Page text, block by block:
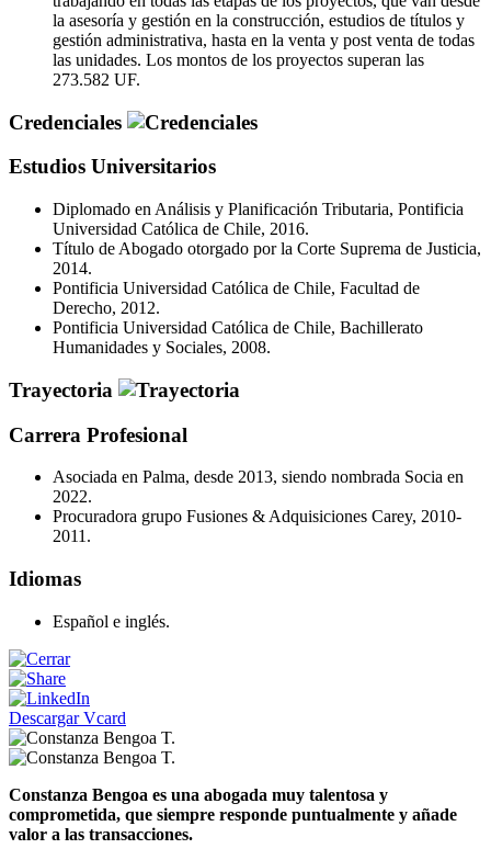
la asesoría y gestión en la construcción, estudios de títulos y
gestión administrativa, hasta en la venta y post venta de todas
las unidades. Los montos de los proyectos superan las
273.582 UF.
Credenciales
Estudios Universitarios
Diplomado en Análisis y Planificación Tributaria, Pontificia
Universidad Católica de Chile, 2016.
Título de Abogado otorgado por la Corte Suprema de Justicia,
2014.
Pontificia Universidad Católica de Chile, Facultad de
Derecho, 2012.
Pontificia Universidad Católica de Chile, Bachillerato
Humanidades y Sociales, 2008.
Trayectoria
Carrera Profesional
Asociada en Palma, desde 2013, siendo nombrada Socia en
2022.
Procuradora grupo Fusiones & Adquisiciones Carey, 2010-
2011.
Idiomas
Español e inglés.
Descargar Vcard
Constanza Bengoa es una abogada muy talentosa y
comprometida, que siempre responde puntualmente y añade
valor a las transacciones.